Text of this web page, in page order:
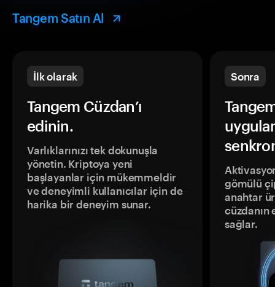
Tangem Satın Al
İlk olarak
Tangem Cüzdan’ı
edinin.
Varlıklarınızı tek dokunuşla
yönetin. Kriptoya yeni
başlayanlar için mükemmeldir
ve deneyimli kullanıcılar için de
harika bir deneyim sunar.
Sonra
gömülü
anahtar
sağlar.